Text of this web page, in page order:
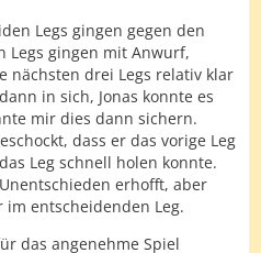
Legs gingen gegen den
Legs gingen mit Anwurf,
nächsten drei Legs relativ klar
in sich, Jonas konnte es
mir dies dann sichern.
dass er das vorige Leg
Leg schnell holen konnte.
erhofft, aber
im entscheidenden Leg.
das angenehme Spiel